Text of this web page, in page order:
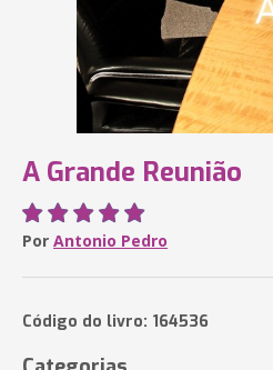
A Grande Reunião
Por Antonio Pedro
Código do livro: 164536